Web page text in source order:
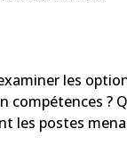
les
compétences ?
les postes